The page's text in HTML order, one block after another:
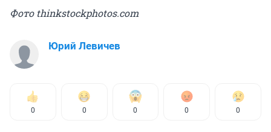
Фото thinkstockphotos.com
Юрий Левичев
0 0 0 0 0